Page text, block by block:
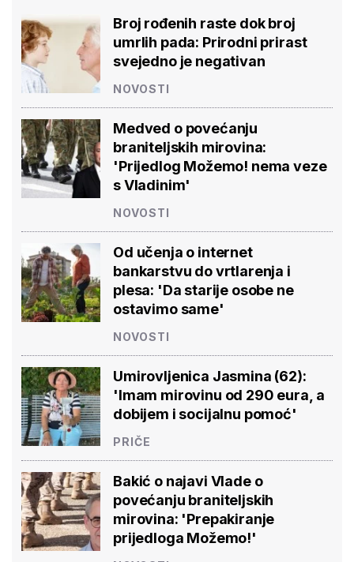
Broj rođenih raste dok broj
umrlih pada: Prirodni prirast
svejedno je negativan
NOVOSTI
Medved o povećanju
braniteljskih mirovina:
'Prijedlog Možemo! nema veze
s Vladinim'
NOVOSTI
Od učenja o internet
bankarstvu do vrtlarenja i
plesa: 'Da starije osobe ne
ostavimo same'
NOVOSTI
Umirovljenica Jasmina (62):
'Imam mirovinu od 290 eura, a
dobijem i socijalnu pomoć'
PRIČE
Bakić o najavi Vlade o
povećanju braniteljskih
mirovina: 'Prepakiranje
prijedloga Možemo!'